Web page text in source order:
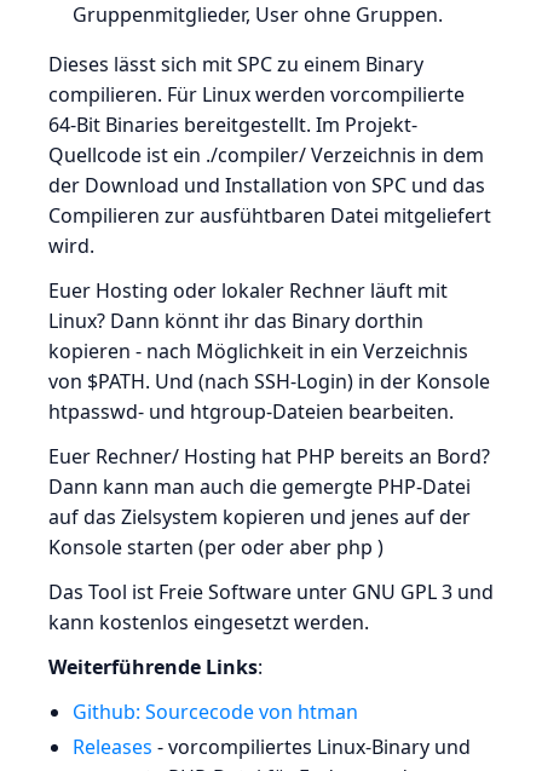
Gruppenmitglieder, User ohne Gruppen.
Dieses lässt sich mit SPC zu einem Binary
compilieren. Für Linux werden vorcompilierte
64-Bit Binaries bereitgestellt. Im Projekt-
Quellcode ist ein ./compiler/ Verzeichnis in dem
der Download und Installation von SPC und das
Compilieren zur ausfühtbaren Datei mitgeliefert
wird.
Euer Hosting oder lokaler Rechner läuft mit
Linux? Dann könnt ihr das Binary dorthin
kopieren - nach Möglichkeit in ein Verzeichnis
von $PATH. Und (nach SSH-Login) in der Konsole
htpasswd- und htgroup-Dateien bearbeiten.
Euer Rechner/ Hosting hat PHP bereits an Bord?
Dann kann man auch die gemergte PHP-Datei
auf das Zielsystem kopieren und jenes auf der
Konsole starten (peroder aber php )
Das Tool ist Freie Software unter GNU GPL 3 und
kann kostenlos eingesetzt werden.
Weiterführende Links:
Github: Sourcecode von htman
Releases - vorcompiliertes Linux-Binary und